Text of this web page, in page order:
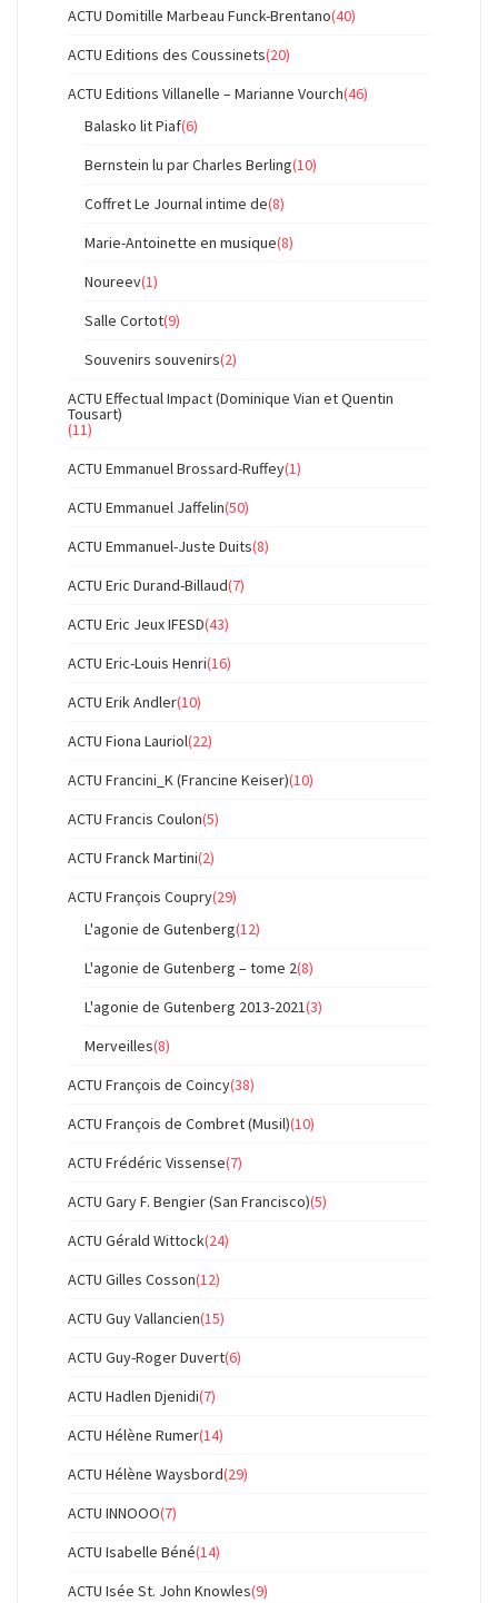
ACTU Domitille Marbeau Funck-Brentano(40)
ACTU Editions des Coussinets(20)
ACTU Editions Villanelle – Marianne Vourch(46)
Balasko lit Piaf(6)
Bernstein lu par Charles Berling(10)
Coffret Le Journal intime de(8)
Marie-Antoinette en musique(8)
Noureev(1)
Salle Cortot(9)
Souvenirs souvenirs(2)
ACTU Effectual Impact (Dominique Vian et Quentin
Tousart)
(11)
ACTU Emmanuel Brossard-Ruffey(1)
ACTU Emmanuel Jaffelin(50)
ACTU Emmanuel-Juste Duits(8)
ACTU Eric Durand-Billaud(7)
ACTU Eric Jeux IFESD(43)
ACTU Eric-Louis Henri(16)
ACTU Erik Andler(10)
ACTU Fiona Lauriol(22)
ACTU Francini_K (Francine Keiser)(10)
ACTU Francis Coulon(5)
ACTU Franck Martini(2)
ACTU François Coupry(29)
L'agonie de Gutenberg(12)
L'agonie de Gutenberg – tome 2(8)
L'agonie de Gutenberg 2013-2021(3)
Merveilles(8)
ACTU François de Coincy(38)
ACTU François de Combret (Musil)(10)
ACTU Frédéric Vissense(7)
ACTU Gary F. Bengier (San Francisco)(5)
ACTU Gérald Wittock(24)
ACTU Gilles Cosson(12)
ACTU Guy Vallancien(15)
ACTU Guy-Roger Duvert(6)
ACTU Hadlen Djenidi(7)
ACTU Hélène Rumer(14)
ACTU Hélène Waysbord(29)
ACTU INNOOO(7)
ACTU Isabelle Béné(14)
ACTU Isée St. John Knowles(9)